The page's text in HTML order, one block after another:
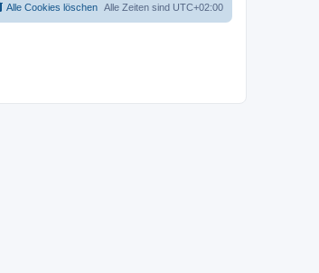
Alle Zeiten sind UTC+02:00
Alle Cookies löschen